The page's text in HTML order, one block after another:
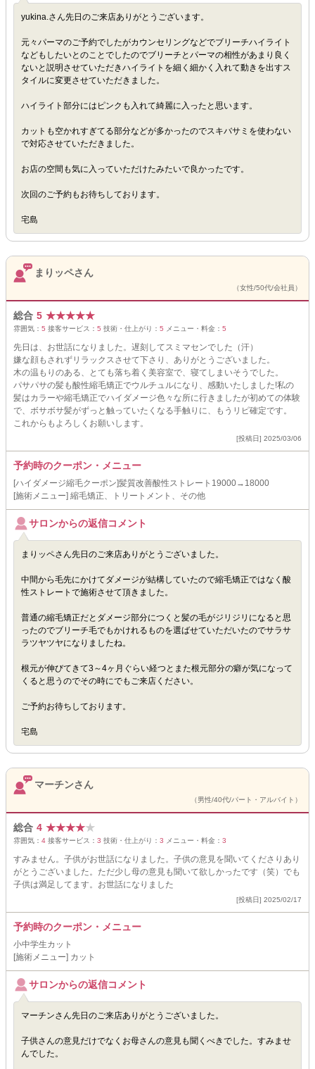
yukina.さん先日のご来店ありがとうございます。
元々パーマのご予約でしたがカウンセリングなどでブリーチハイライト
などもしたいとのことでしたのでブリーチとパーマの相性があまり良く
ないと説明させていただきハイライトを細く細かく入れて動きを出すス
タイルに変更させていただきました。
ハイライト部分にはピンクも入れて綺麗に入ったと思います。
カットも空かれすぎてる部分などが多かったのでスキバサミを使わない
で対応させていただきました。
お店の空間も気に入っていただけたみたいで良かったです。
次回のご予約もお待ちしております。
宅島
まりッペさん
（女性/50代/会社員）
総合 5 ★★★★★
雰囲気： 5 接客サービス： 5 技術・仕上がり： 5 メニュー・料金： 5
先日は、お世話になりました。遅刻してスミマセンでした（汗）
嫌な顔もされずリラックスさせて下さり、ありがとうございました。
木の温もりのある、とても落ち着く美容室で、寝てしまいそうでした。
パサパサの髪も酸性縮毛矯正でウルチュルになり、感動いたしました!私の
髪はカラーや縮毛矯正でハイダメージ色々な所に行きましたが初めての体験
で、ボサボサ髪がずっと触っていたくなる手触りに、もうリピ確定です。
これからもよろしくお願いします。
[投稿日] 2025/03/06
予約時のクーポン・メニュー
[ハイダメージ縮毛クーポン]髪質改善酸性ストレート19000→18000
[施術メニュー] 縮毛矯正、トリートメント、その他
サロンからの返信コメント
まりッペさん先日のご来店ありがとうございました。
中間から毛先にかけてダメージが結構していたので縮毛矯正ではなく酸
性ストレートで施術させて頂きました。
普通の縮毛矯正だとダメージ部分につくと髪の毛がジリジリになると思
ったのでブリーチ毛でもかけれるものを選ばせていただいたのでサラサ
ラツヤツヤになりましたね。
根元が伸びてきて3～4ヶ月ぐらい経つとまた根元部分の癖が気になって
くると思うのでその時にでもご来店ください。
ご予約お待ちしております。
宅島
マーチンさん
（男性/40代/パート・アルバイト）
総合 4 ★★★★★
雰囲気： 4 接客サービス： 3 技術・仕上がり： 3 メニュー・料金： 3
すみません。子供がお世話になりました。子供の意見を聞いてくださりあり
がとうございました。ただ少し母の意見も聞いて欲しかったです（笑）でも
子供は満足してます。お世話になりました
[投稿日] 2025/02/17
予約時のクーポン・メニュー
小中学生カット
[施術メニュー] カット
サロンからの返信コメント
マーチンさん先日のご来店ありがとうございました。
子供さんの意見だけでなくお母さんの意見も聞くべきでした。すみませ
んでした。